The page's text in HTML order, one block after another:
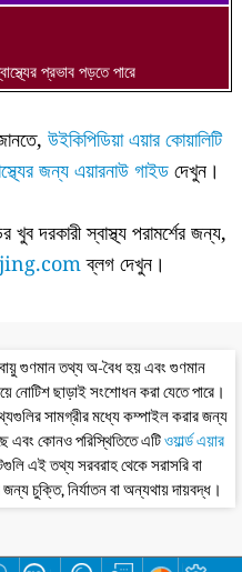
প্রভাব পড়তে পারে
উইকিপিডিয়া এয়ার কোয়ালিটি
জন্য এয়ারনাউ গাইডদেখুন।
খুব দরকারী স্বাস্থ্য পরামর্শের জন্য,
ব্লগ দেখুন।
গুণমান তথ্য অ-বৈধ হয় এবং গুণমান
নোটিশ ছাড়াই সংশোধন করা যেতে পারে।
সামগ্রীর মধ্যে কম্পাইল করার জন্য
এবং কোনও পরিস্থিতিতে এটিওয়ার্ল্ড এয়ার
এই তথ্য সরবরাহ থেকে সরাসরি বা
চুক্তি, নির্যাতন বা অন্যথায় দায়বদ্ধ।